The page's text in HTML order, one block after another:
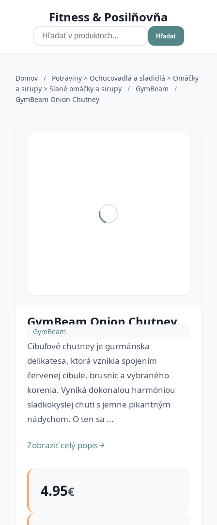
Fitness & Posilňovňa
Hľadať
Domov /
Potraviny > Ochucovadlá a sladidlá > Omáčky
a sirupy > Slané omáčky a sirupy
/ GymBeam
/
GymBeam Onion Chutney
GymBeam Onion Chutney
GymBeam
Cibuľové chutney je gurmánska
delikatesa, ktorá vznikla spojením
červenej cibule, brusníc a vybraného
korenia. Vyniká dokonalou harmóniou
sladkokyslej chuti s jemne pikantným
nádychom. O ten sa ...
Zobraziť celý popis
4.95€